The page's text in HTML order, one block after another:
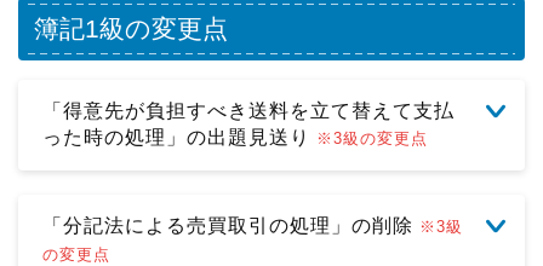
簿記1級の変更点
「得意先が負担すべき送料を立て替えて支払
った時の処理」の出題見送り
※3級の変更点
「分記法による売買取引の処理」の削除 ※3級
の変更点